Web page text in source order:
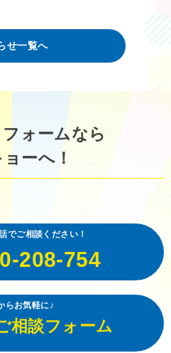
せ一覧へ
ォームなら
ーへ！
でご相談ください！
208-754
らお気軽に♪
相談フォーム